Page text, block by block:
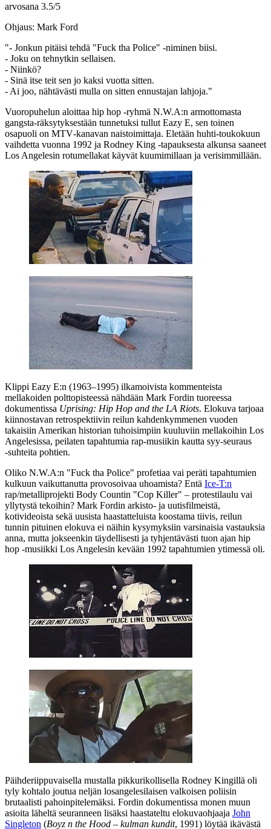
arvosana 3.5/5
Ohjaus: Mark Ford
"- Jonkun pitäisi tehdä "Fuck tha Police" ‑niminen biisi.
- Joku on tehnytkin sellaisen.
- Niinkö?
- Sinä itse teit sen jo kaksi vuotta sitten.
- Ai joo, nähtävästi mulla on sitten ennustajan lahjoja."
Vuoropuhelun aloittaa hip hop ‑ryhmä N.W.A:n armottomasta
gangsta-räksytyksestään tunnetuksi tullut Eazy E, sen toinen
osapuoli on MTV‑kanavan naistoimittaja. Eletään huhti-toukokuun
vaihdetta vuonna 1992 ja Rodney King ‑tapauksesta alkunsa saaneet
Los Angelesin rotumellakat käyvät kuumimillaan ja verisimmillään.
Klippi Eazy E:n (1963–1995) ilkamoivista kommenteista
mellakoiden polttopisteessä nähdään Mark Fordin tuoreessa
dokumentissa Uprising: Hip Hop and the LA Riots. Elokuva tarjoaa
kiinnostavan retrospektiivin reilun kahdenkymmenen vuoden
takaisiin Amerikan historian tuhoisimpiin kuuluviin mellakoihin Los
Angelesissa, peilaten tapahtumia rap‑musiikin kautta syy‑seuraus
‑suhteita pohtien.
Oliko N.W.A:n "Fuck tha Police" profetiaa vai peräti tapahtumien
kulkuun vaikuttanutta provosoivaa uhoamista? Entä Ice‑T:n
rap/metalliprojekti Body Countin "Cop Killer" – protestilaulu vai
yllytystä tekoihin? Mark Fordin arkisto‑ ja uutisfilmeistä,
kotivideoista sekä uusista haastatteluista koostama tiivis, reilun
tunnin pituinen elokuva ei näihin kysymyksiin varsinaisia vastauksia
anna, mutta jokseenkin täydellisesti ja tyhjentävästi tuon ajan hip
hop ‑musiikki Los Angelesin kevään 1992 tapahtumien ytimessä oli.
Päihderiippuvaisella mustalla pikkurikollisella Rodney Kingillä oli
tyly kohtalo joutua neljän losangelesilaisen valkoisen poliisin
brutaalisti pahoinpitelemäksi. Fordin dokumentissa monen muun
asioita läheltä seuranneen lisäksi haastateltu elokuvaohjaaja John
Singleton (Boyz n the Hood – kulman kundit, 1991) löytää ikävästä